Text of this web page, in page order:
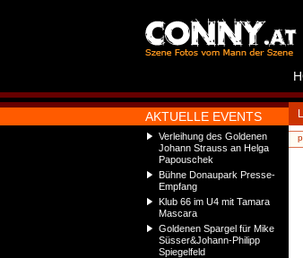
AKTUELLE EVENTS
Verleihung des Goldenen
Johann Strauss an Helga
Papouschek
Bühne Donaupark Presse-
Empfang
Klub 66 im U4 mit Tamara
Mascara
Goldenen Spargel für Mike
Süsser&Johann-Philipp
Spiegelfeld